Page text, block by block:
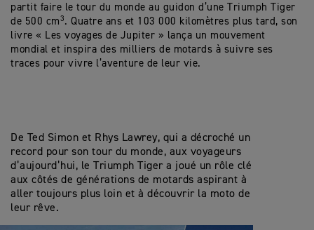
partit faire le tour du monde au guidon d’une Triumph Tiger
de 500 cm3. Quatre ans et 103 000 kilomètres plus tard, son
livre « Les voyages de Jupiter » lança un mouvement
mondial et inspira des milliers de motards à suivre ses
traces pour vivre l’aventure de leur vie.
De Ted Simon et Rhys Lawrey, qui a décroché un
record pour son tour du monde, aux voyageurs
d’aujourd’hui, le Triumph Tiger a joué un rôle clé
aux côtés de générations de motards aspirant à
aller toujours plus loin et à découvrir la moto de
leur rêve.